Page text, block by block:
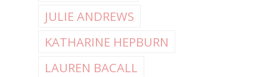
JULIE ANDREWS
KATHARINE HEPBURN
LAUREN BACALL